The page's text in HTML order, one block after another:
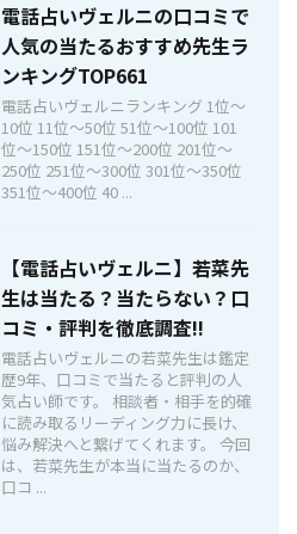
電話占いヴェルニの口コミで
人気の当たるおすすめ先生ラ
ンキングTOP661
電話占いヴェルニランキング 1位〜
10位 11位〜50位 51位〜100位 101
位〜150位 151位〜200位 201位〜
250位 251位〜300位 301位〜350位
351位〜400位 40 ...
【電話占いヴェルニ】若菜先
生は当たる？当たらない？口
コミ・評判を徹底調査!!
電話占いヴェルニの若菜先生は鑑定
歴9年、口コミで当たると評判の人
気占い師です。 相談者・相手を的確
に読み取るリーディング力に長け、
悩み解決へと繋げてくれます。 今回
は、若菜先生が本当に当たるのか、
口コ ...